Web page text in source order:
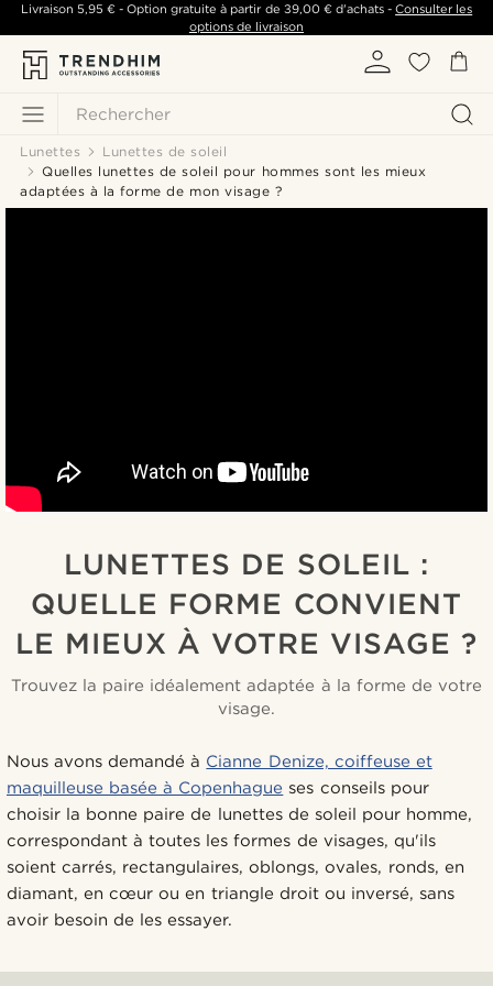
Rechercher
Livraison 5,95 €- Option gratuite à partir de 39,00 €d'achats -Consulter les
options de livraison
Lunettes
Lunettes de soleil
Quelles lunettes de soleil pour hommes sont les mieux
adaptées à la forme de mon visage ?
LUNETTES DE SOLEIL :
QUELLE FORME CONVIENT
LE MIEUX À VOTRE VISAGE ?
Trouvez la paire idéalement adaptée à la forme de votre
visage.
Nous avons demandé à Cianne Denize, coiffeuse et
maquilleuse basée à Copenhague ses conseils pour
choisir la bonne paire de lunettes de soleil pour homme,
correspondant à toutes les formes de visages, qu'ils
soient carrés, rectangulaires, oblongs, ovales, ronds, en
diamant, en cœur ou en triangle droit ou inversé, sans
avoir besoin de les essayer.